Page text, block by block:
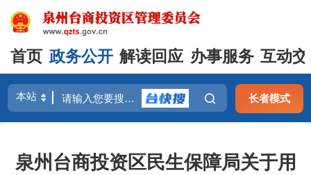
首页 政务公开 解读回应 办事服务 互动
长者模式
泉州台商投资区民生保障局关于用